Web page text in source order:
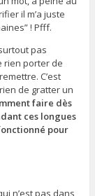
il m’a juste
! Pfff.
pas
rien porter de
C’est
de gratter un
faire dès
ces longues
pour
revendu. Vous pourrez vous